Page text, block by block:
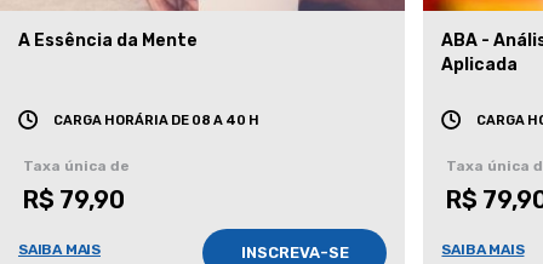
A Essência da Mente
CARGA HORÁRIA DE 08 A 40 H
Taxa única de
R$ 79,90
SAIBA MAIS INSCREVA-SE
ABA -
Aplicada
CARGA
Taxa única
R$
SAIBA MAIS